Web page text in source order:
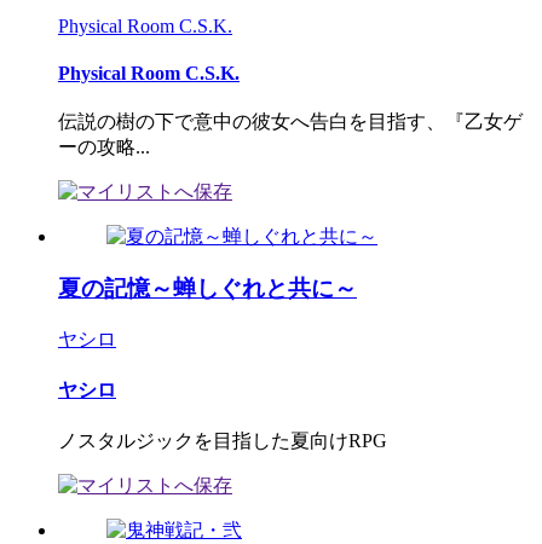
Physical Room C.S.K.
Physical Room C.S.K.
伝説の樹の下で意中の彼女へ告白を目指す、『乙女ゲ
ーの攻略...
夏の記憶～蝉しぐれと共に～
ヤシロ
ヤシロ
ノスタルジックを目指した夏向けRPG